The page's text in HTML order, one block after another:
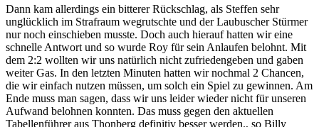
Dann kam allerdings ein bitterer Rückschlag, als Steffen sehr
unglücklich im Strafraum wegrutschte und der Laubuscher Stürmer
nur noch einschieben musste. Doch auch hierauf hatten wir eine
schnelle Antwort und so wurde Roy für sein Anlaufen belohnt. Mit
dem 2:2 wollten wir uns natürlich nicht zufriedengeben und gaben
weiter Gas. In den letzten Minuten hatten wir nochmal 2 Chancen,
die wir einfach nutzen müssen, um solch ein Spiel zu gewinnen. Am
Ende muss man sagen, dass wir uns leider wieder nicht für unseren
Aufwand belohnen konnten. Das muss gegen den aktuellen
Tabellenführer aus Thonberg definitiv besser werden., so Billy